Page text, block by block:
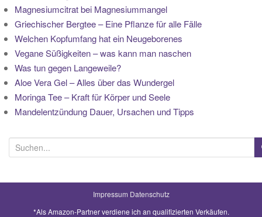
Magnesiumcitrat bei Magnesiummangel
Griechischer Bergtee – Eine Pflanze für alle Fälle
Welchen Kopfumfang hat ein Neugeborenes
Vegane Süßigkeiten – was kann man naschen
Was tun gegen Langeweile?
Aloe Vera Gel – Alles über das Wundergel
Moringa Tee – Kraft für Körper und Seele
Mandelentzündung Dauer, Ursachen und Tipps
u
Impressum Datenschutz
*Als Amazon-Partner verdiene ich an qualifizierten Verkäufen.